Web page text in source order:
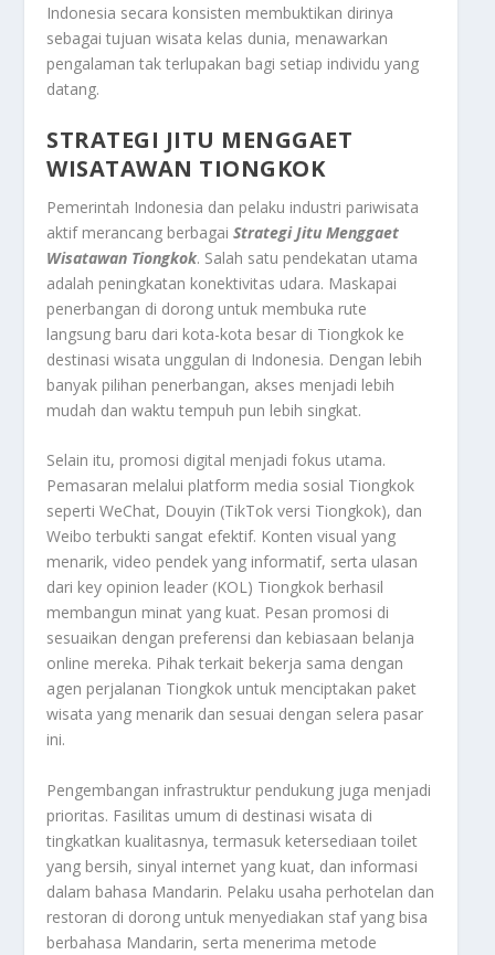
Indonesia secara konsisten membuktikan dirinya
sebagai tujuan wisata kelas dunia, menawarkan
pengalaman tak terlupakan bagi setiap individu yang
datang.
STRATEGI JITU MENGGAET
WISATAWAN TIONGKOK
Pemerintah Indonesia dan pelaku industri pariwisata
aktif merancang berbagaiStrategi Jitu Menggaet
Wisatawan Tiongkok. Salah satu pendekatan utama
adalah peningkatan konektivitas udara. Maskapai
penerbangan di dorong untuk membuka rute
langsung baru dari kota-kota besar di Tiongkok ke
destinasi wisata unggulan di Indonesia. Dengan lebih
banyak pilihan penerbangan, akses menjadi lebih
mudah dan waktu tempuh pun lebih singkat.
Selain itu, promosi digital menjadi fokus utama.
Pemasaran melalui platform media sosial Tiongkok
seperti WeChat, Douyin (TikTok versi Tiongkok), dan
Weibo terbukti sangat efektif. Konten visual yang
menarik, video pendek yang informatif, serta ulasan
dari key opinion leader (KOL) Tiongkok berhasil
membangun minat yang kuat. Pesan promosi di
sesuaikan dengan preferensi dan kebiasaan belanja
online mereka. Pihak terkait bekerja sama dengan
agen perjalanan Tiongkok untuk menciptakan paket
wisata yang menarik dan sesuai dengan selera pasar
ini.
Pengembangan infrastruktur pendukung juga menjadi
prioritas. Fasilitas umum di destinasi wisata di
tingkatkan kualitasnya, termasuk ketersediaan toilet
yang bersih, sinyal internet yang kuat, dan informasi
dalam bahasa Mandarin. Pelaku usaha perhotelan dan
restoran di dorong untuk menyediakan staf yang bisa
berbahasa Mandarin, serta menerima metode